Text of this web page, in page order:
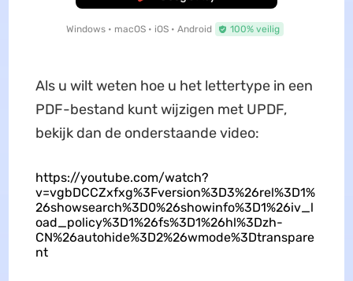
Windows • macOS • iOS • Android 100% veilig
Als u wilt weten hoe u het lettertype in een
PDF-bestand kunt wijzigen met UPDF,
bekijk dan de onderstaande video:
https://youtube.com/watch?
v=vgbDCCZxfxg%3Fversion%3D3%26rel%3D1%
26showsearch%3D0%26showinfo%3D1%26iv_l
oad_policy%3D1%26fs%3D1%26hl%3Dzh-
CN%26autohide%3D2%26wmode%3Dtranspare
nt